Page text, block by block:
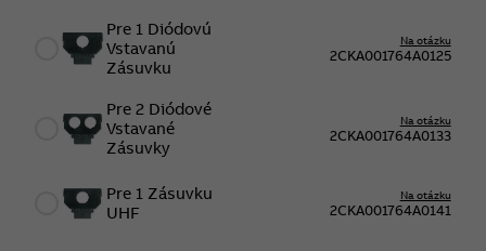
Pre 1 Diódovú
Vstavanú
Zásuvku
Na otázku
2CKA001764A0125
Pre 2 Diódové
Vstavané
Zásuvky
Na otázku
2CKA001764A0133
Pre 1 Zásuvku
UHF
Na otázku
2CKA001764A0141